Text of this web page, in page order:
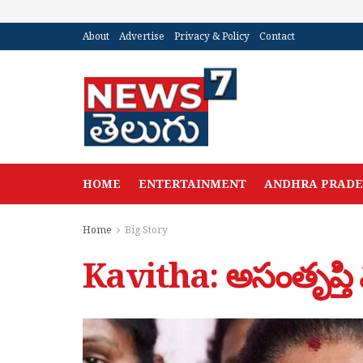
About Advertise Privacy & Policy Contact
HOME ENTERTAINMENT ANDHRA
Home Big Story
Kavitha: